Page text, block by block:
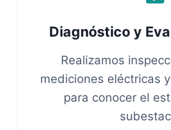
Diagnóstico y
Realizamos
mediciones eléctricas
para conocer el